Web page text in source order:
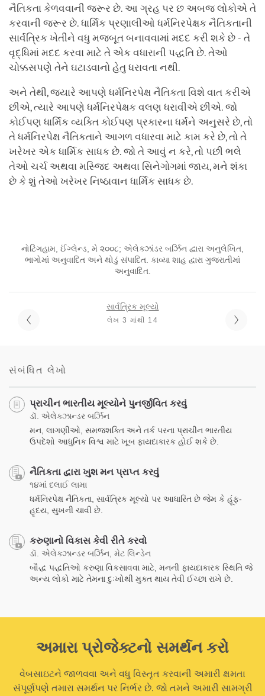
નૈતિકતા કેળવવાની જરૂર છે. આ ગ્રહ પર છ અબજ લોકોએ તે
કરવાની જરૂર છે. ધાર્મિક પ્રણાલીઓ ધર્મનિરપેક્ષક નૈતિકતાની
સાર્વત્રિક ખેતીને વધુ મજબૂત બનાવવામાં મદદ કરી શકે છે - તે
વૃદ્ધિમાં મદદ કરવા માટે તે એક વધારાની પદ્ધતિ છે. તેઓ
ચોક્કસપણે તેને ઘટાડવાનો હેતુ ધરાવતા નથી.
અને તેથી, જ્યારે આપણે ધર્મનિરપેક્ષ નૈતિકતા વિશે વાત કરીએ
છીએ, ત્યારે આપણે ધર્મનિરપેક્ષક વલણ ધરાવીએ છીએ. જો
કોઈપણ ધાર્મિક વ્યક્તિ કોઈપણ પ્રકારના ધર્મને અનુસરે છે, તો
તે ધર્મનિરપેક્ષ નૈતિકતાને આગળ વધારવા માટે કામ કરે છે, તો તે
ખરેખર એક ધાર્મિક સાધક છે. જો તે આવું ન કરે, તો પછી ભલે
તેઓ ચર્ચ અથવા મસ્જિદ અથવા સિનેગોગમાં જાય, મને શંકા
છે કે શું તેઓ ખરેખર નિષ્ઠાવાન ધાર્મિક સાધક છે.
નોટિંગહામ, ઈંગ્લેન્ડ, મે ૨૦૦૮; એલેક્ઝાંડર બર્ઝિન દ્વારા અનુલેખિત,
ભાગોમાં અનુવાદિત અને થોડું સંપાદિત. કાવ્યા શાહ દ્વારા ગુજરાતીમાં
અનુવાદિત.
સાર્વત્રિક મૂલ્યો
લેખ 3 માંથી 14
સંબંધિત લેખો
પ્રાચીન ભારતીય મૂલ્યોને પુનર્જીવિત કરવું
ડૉ. એલેક્ઝાન્ડર બર્ઝિન
મન, લાગણીઓ, સમજશક્તિ અને તર્ક પરના પ્રાચીન ભારતીય
ઉપદેશો આધુનિક વિશ્વ માટે ખૂબ ફાયદાકારક હોઈ શકે છે.
નૈતિકતા દ્વારા ખુશ મન પ્રાપ્ત કરવું
૧૪માં દલાઈ લામા
ધર્મનિરપેક્ષ નૈતિકતા, સાર્વત્રિક મૂલ્યો પર આધારિત છે જેમ કે હૂંફ-
હૃદય, સુખની ચાવી છે.
કરુણાનો વિકાસ કેવી રીતે કરવો
ડૉ. એલેક્ઝાન્ડર બર્ઝિન, મેટ લિન્ડેન
બૌદ્ધ પદ્ધતિઓ કરુણા વિકસાવવા માટે, મનની ફાયદાકારક સ્થિતિ જે
અન્ય લોકો માટે તેમના દુઃખોથી મુક્ત થાય તેવી ઈચ્છા રાખે છે.
અમારા પ્રોજેક્ટનો સમર્થન કરો
વેબસાઇટને જાળવવા અને વધુ વિસ્તૃત કરવાની અમારી ક્ષમતા
સંપૂર્ણપણે તમારા સમર્થન પર નિર્ભર છે. જો તમને અમારી સામગ્રી